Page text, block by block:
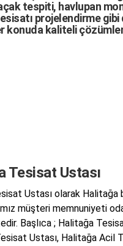
tespiti, havlupan
projelendirme gibi
konuda kaliteli
Tesisat Ustası
Ustası olarak
müşteri memnuniyeti
Başlıca ; Halitağa
Ustası, Halitağa Acil